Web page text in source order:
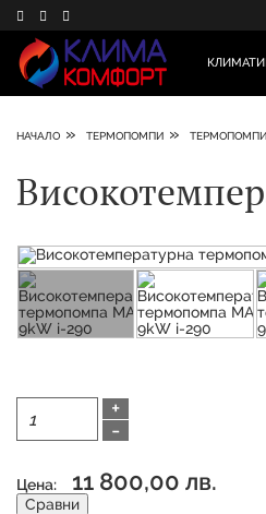
НАЧАЛО » ТЕРМОПОМПИ »
+
-
Цена: 11 800,00 лв.
Сравни